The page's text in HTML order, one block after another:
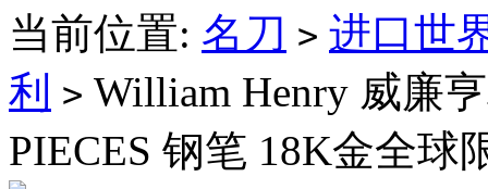
当前位置: 名刀 > 进口世
利
> William Henry 威廉
PIECES 钢笔 18K金全球